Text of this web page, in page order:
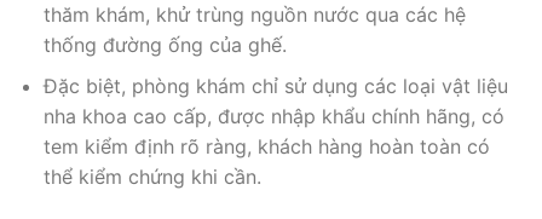
thăm khám, khử trùng nguồn nước qua các hệ
thống đường ống của ghế.
Đặc biệt, phòng khám chỉ sử dụng các loại vật liệu
nha khoa cao cấp, được nhập khẩu chính hãng, có
tem kiểm định rõ ràng, khách hàng hoàn toàn có
thể kiểm chứng khi cần.